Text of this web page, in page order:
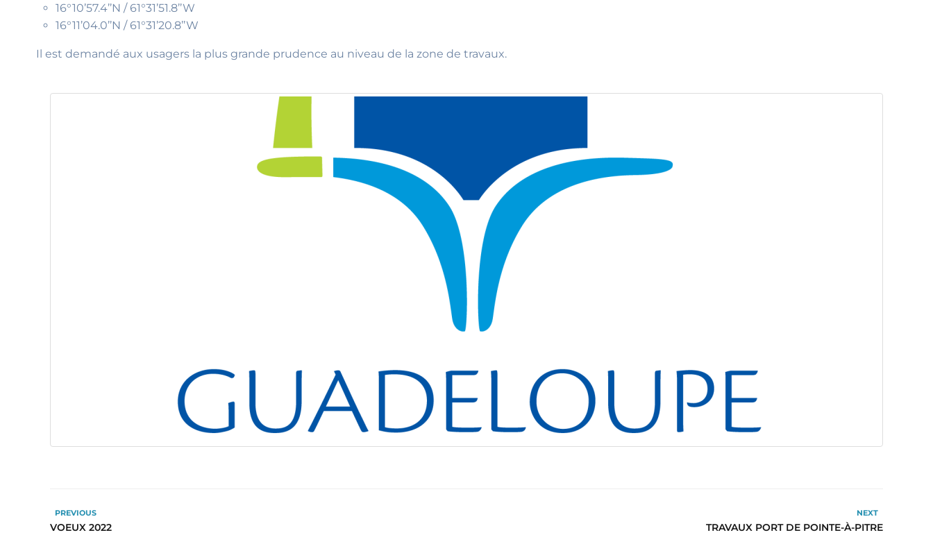
16°10’57.4’’N / 61°31’51.8’’W
16°11’04.0’’N / 61°31’20.8’’W
Il est demandé aux usagers la plus grande prudence au niveau de la zone de travaux.
PREVIOUS
VOEUX 2022
NEXT
TRAVAUX PORT DE POINTE-À-PITRE